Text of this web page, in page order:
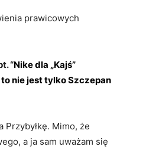
prawicowych
“Nike dla „Kajś”
nie jest tylko Szczepan
Mimo, że
a ja sam uważam się